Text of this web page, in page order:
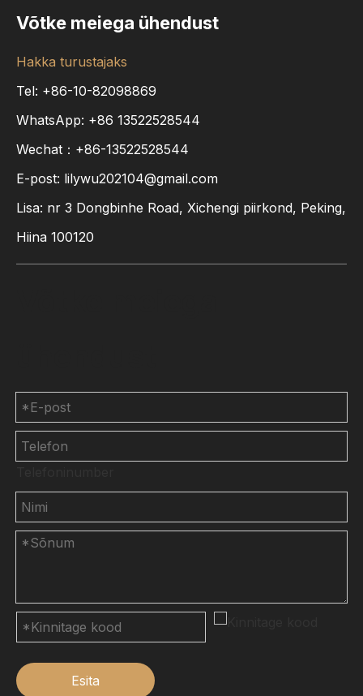
Võtke meiega ühendust
Hakka turustajaks
Tel: +86-10-82098869
WhatsApp: +86 13522528544
Wechat：+86-13522528544
E-post: lilywu202104@gmail.com
Lisa: nr 3 Dongbinhe Road, Xichengi piirkond, Peking,
Hiina 100120
Esita